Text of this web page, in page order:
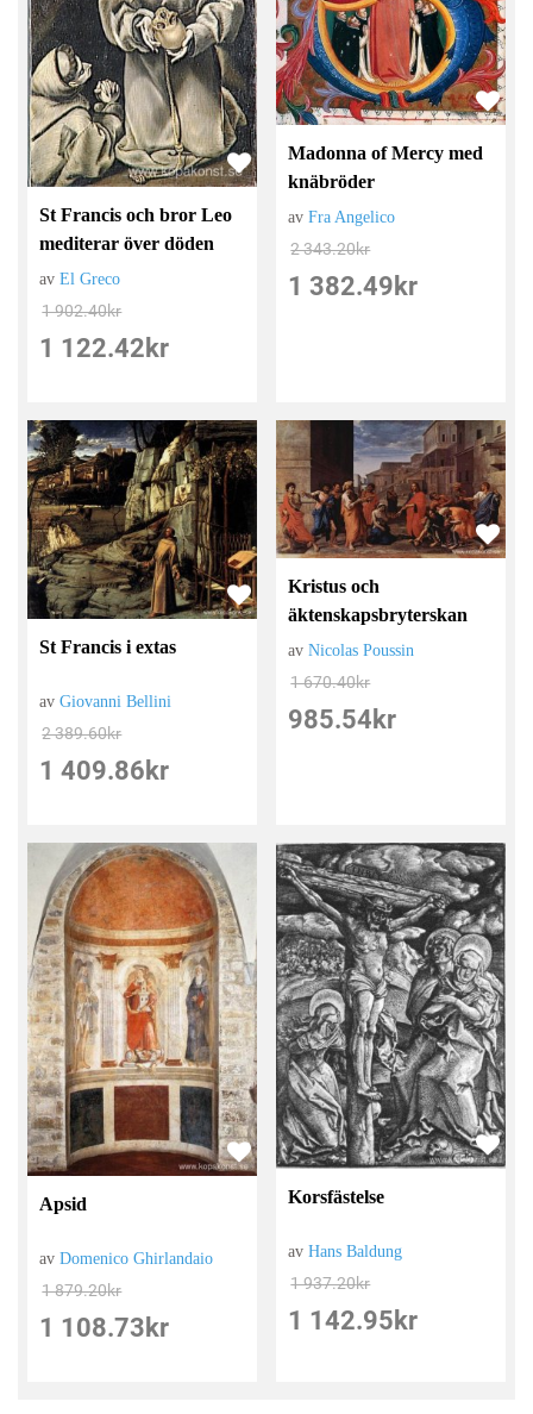
St Francis och bror Leo
mediterar över döden
avEl Greco
1 902.40kr
1 122.42 kr
Madonna of Mercy med
knäbröder
avFra Angelico
2 343.20kr
1 382.49 kr
St Francis i extas
avGiovanni Bellini
2 389.60kr
1 409.86 kr
Kristus och
äktenskapsbryterskan
avNicolas Poussin
1 670.40kr
985.54 kr
Apsid
avDomenico Ghirlandaio
1 879.20kr
1 108.73 kr
Korsfästelse
avHans Baldung
1 937.20kr
1 142.95 kr